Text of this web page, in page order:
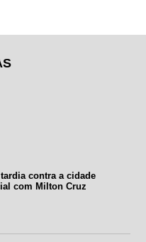
contra a cidade
com Milton Cruz